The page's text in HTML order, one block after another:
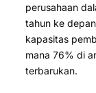
perusahaan
tahun ke
kapasitas
mana 76% di
terbarukan.